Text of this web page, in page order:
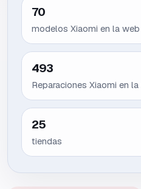
70
modelos Xiaomi en la web
493
Reparaciones Xiaomi en
25
tiendas